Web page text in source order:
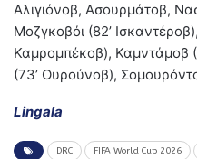
Αλιγιόνοβ, Ασουρμάτοβ,
Μοζγκοβόι (82’
Καμρομπέκοβ), Καμντάμοβ
(73’ Ουρούνοβ),
Lingala
DRC FIFA World Cup 2026